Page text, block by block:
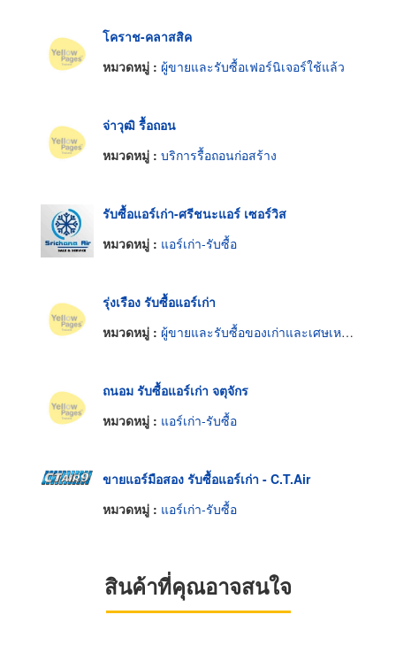
โคราช-คลาสสิค
หมวดหมู่ : ผู้ขายและรับซื้อเฟอร์นิเจอร์ใช้แล้ว
จ่าวุฒิ รื้อถอน
หมวดหมู่ : บริการรื้อถอนก่อสร้าง
รับซื้อแอร์เก่า-ศรีชนะแอร์ เซอร์วิส
หมวดหมู่ : แอร์เก่า-รับซื้อ
รุ่งเรือง รับซื้อแอร์เก่า
หมวดหมู่ : ผู้ขายและรับซื้อของเก่าและเศษเหล็ก
ถนอม รับซื้อแอร์เก่า จตุจักร
หมวดหมู่ : แอร์เก่า-รับซื้อ
ขายแอร์มือสอง รับซื้อแอร์เก่า - C.T.Air
หมวดหมู่ : แอร์เก่า-รับซื้อ
สินค้าที่คุณอาจสนใจ